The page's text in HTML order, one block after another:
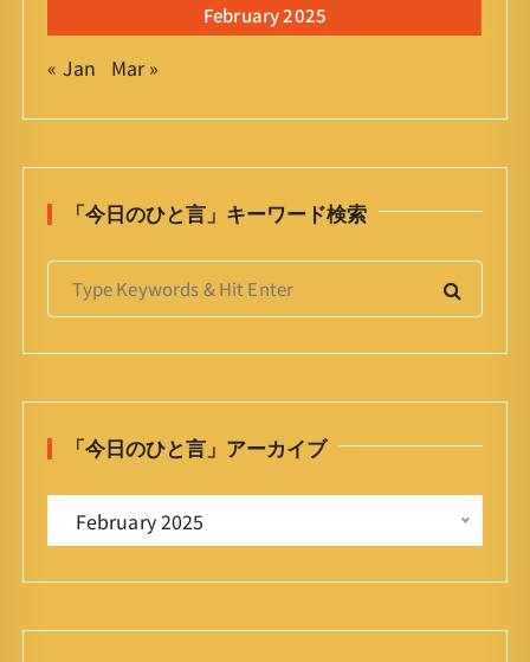
February 2025
« Jan Mar »
「今日のひと言」キーワード検索
S
r
:
「今日のひと言」アーカイブ
ひ
February 2025